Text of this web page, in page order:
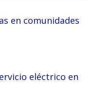
en comunidades
eléctrico en